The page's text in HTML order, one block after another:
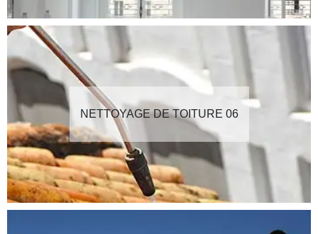
NETTOYAGE DE TOITURE 06